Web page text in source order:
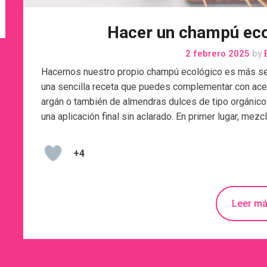
Hacer un champú
2 febrero 2025 by
Hacernos nuestro propio champú ecológico es más
una sencilla receta que puedes complementar con
argán o también de almendras dulces de tipo
una aplicación final sin aclarado. En primer lugar,
+4
Leer